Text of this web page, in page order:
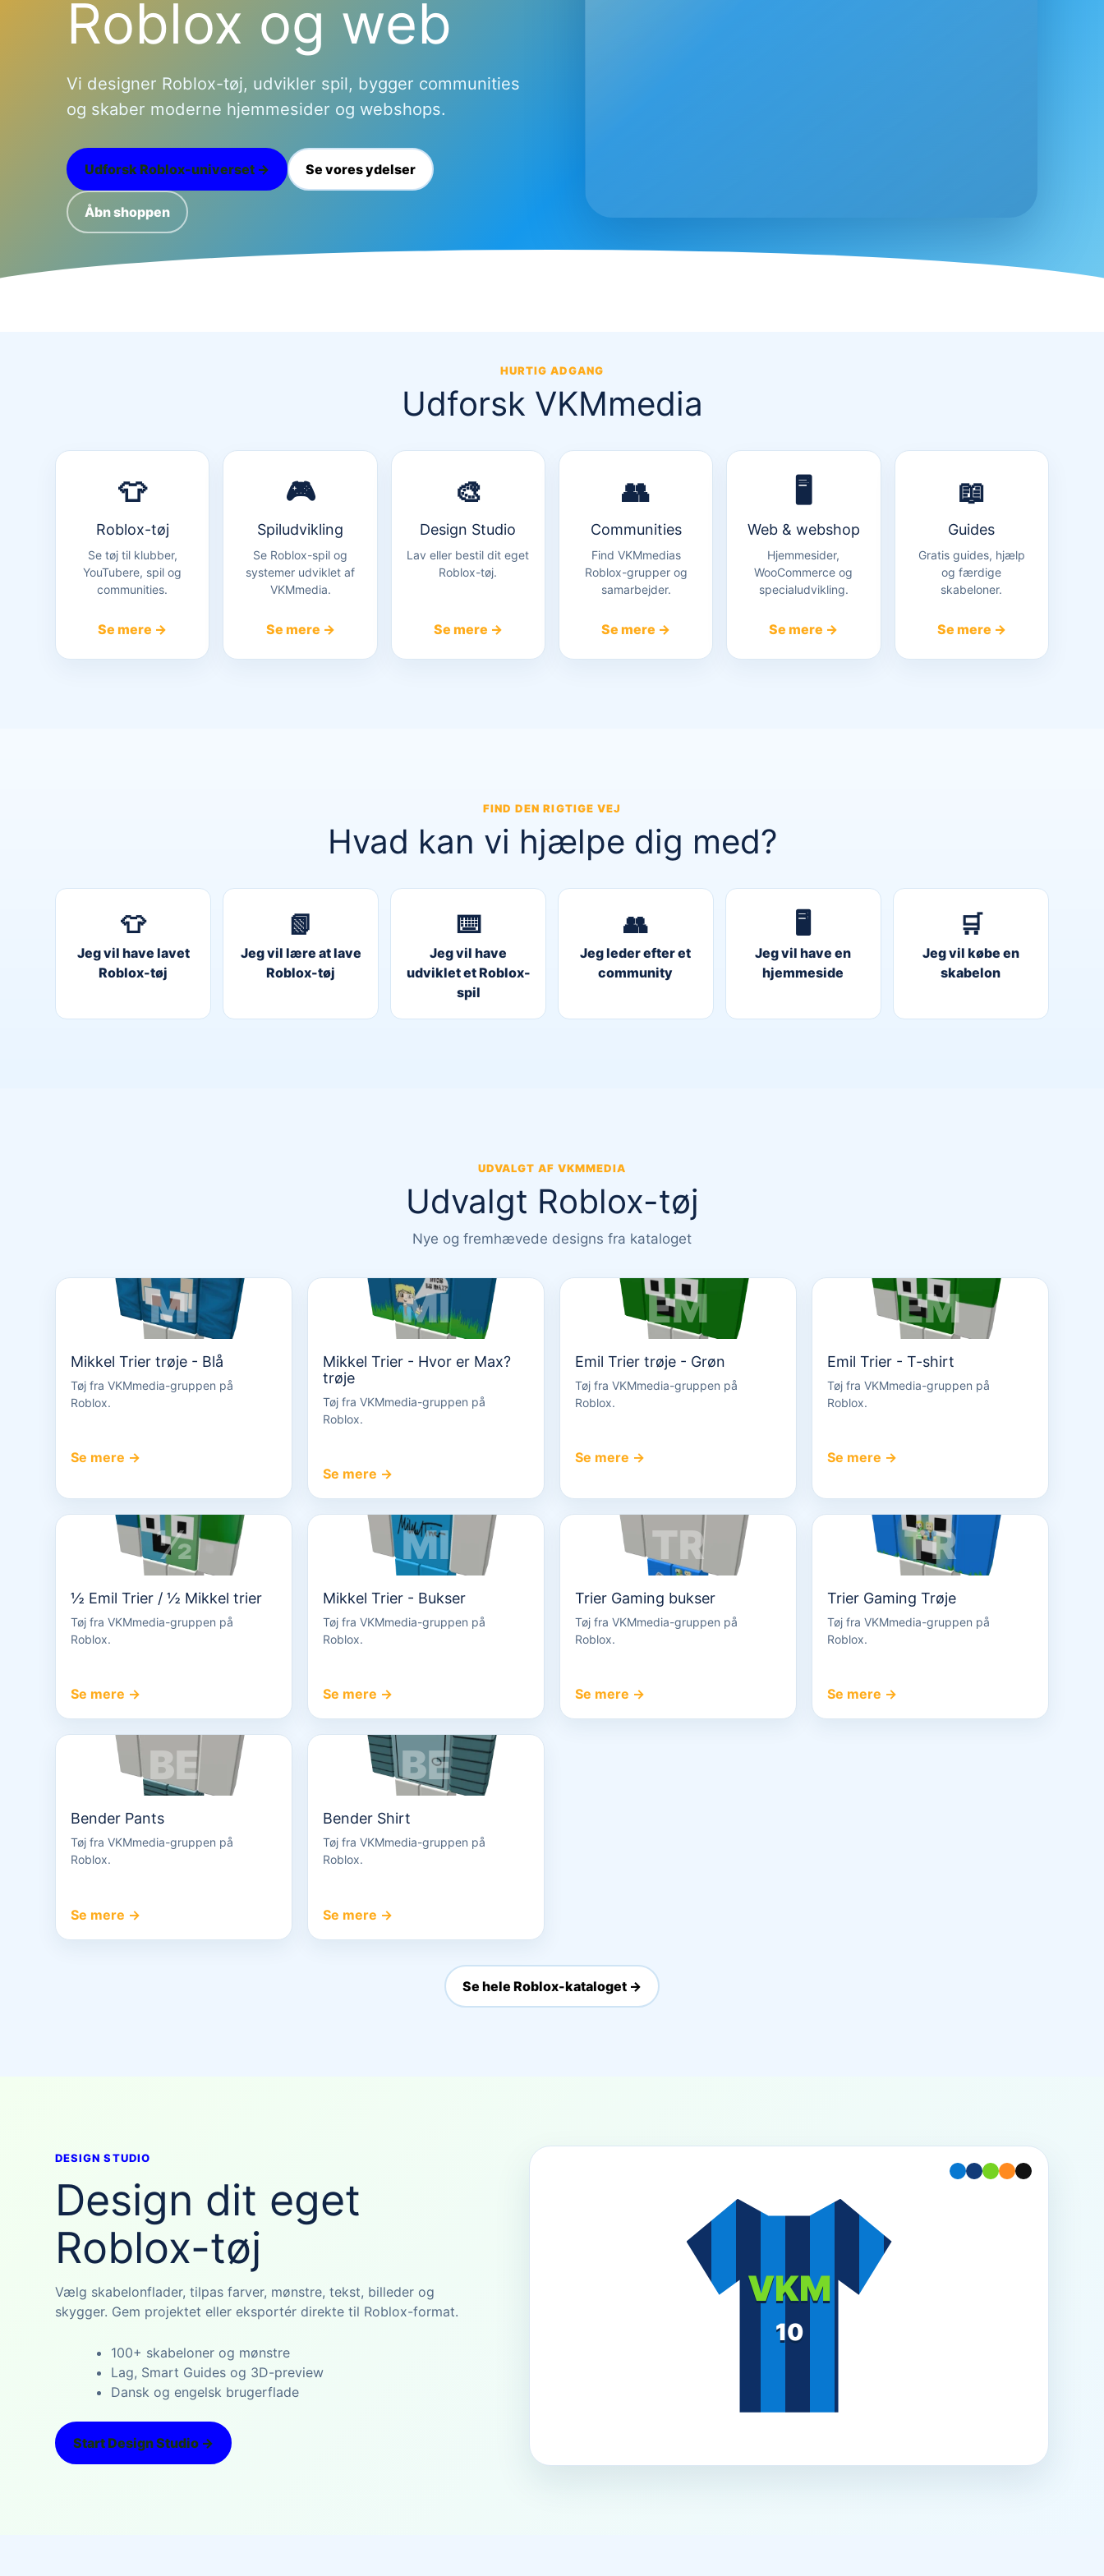
Roblox og web
Vi designer Roblox-tøj, udvikler spil, bygger communities
og skaber moderne hjemmesider og webshops.
Udforsk Roblox-universet → Se vores ydelser
Åbn shoppen
HURTIG ADGANG
Udforsk VKMmedia
👕
Roblox-tøj
Se tøj til klubber,
YouTubere, spil og
communities.
Se mere →
🎮
Spiludvikling
Se Roblox-spil og
systemer udviklet af
VKMmedia.
Se mere →
🎨
Design Studio
Lav eller bestil dit eget
Roblox-tøj.
Se mere →
👥
Communities
Find VKMmedias
Roblox-grupper og
samarbejder.
Se mere →
🖥️
Web & webshop
Hjemmesider,
WooCommerce og
specialudvikling.
Se mere →
📖
Guides
Gratis guides, hjælp
og færdige
skabeloner.
Se mere →
FIND DEN RIGTIGE VEJ
Hvad kan vi hjælpe dig med?
👕
Jeg vil have lavet
Roblox-tøj
📗
Jeg vil lære at lave
Roblox-tøj
⌨️
Jeg vil have
udviklet et Roblox-
spil
👥
Jeg leder efter et
community
🖥️
Jeg vil have en
hjemmeside
🛒
Jeg vil købe en
skabelon
UDVALGT AF VKMMEDIA
Udvalgt Roblox-tøj
Nye og fremhævede designs fra kataloget
MI
Mikkel Trier trøje - Blå
Tøj fra VKMmedia-gruppen på
Roblox.
Se mere →
MI
Mikkel Trier - Hvor er Max?
trøje
Tøj fra VKMmedia-gruppen på
Roblox.
Se mere →
EM
Emil Trier trøje - Grøn
Tøj fra VKMmedia-gruppen på
Roblox.
Se mere →
EM
Emil Trier - T-shirt
Tøj fra VKMmedia-gruppen på
Roblox.
Se mere →
½
½ Emil Trier / ½ Mikkel trier
Tøj fra VKMmedia-gruppen på
Roblox.
Se mere →
MI
Mikkel Trier - Bukser
Tøj fra VKMmedia-gruppen på
Roblox.
Se mere →
TR
Trier Gaming bukser
Tøj fra VKMmedia-gruppen på
Roblox.
Se mere →
TR
Trier Gaming Trøje
Tøj fra VKMmedia-gruppen på
Roblox.
Se mere →
BE
Bender Pants
Tøj fra VKMmedia-gruppen på
Roblox.
Se mere →
BE
Bender Shirt
Tøj fra VKMmedia-gruppen på
Roblox.
Se mere →
Se hele Roblox-kataloget →
DESIGN STUDIO
Design dit eget
Roblox-tøj
Vælg skabelonflader, tilpas farver, mønstre, tekst, billeder og
skygger. Gem projektet eller eksportér direkte til Roblox-format.
100+ skabeloner og mønstre
Lag, Smart Guides og 3D-preview
Dansk og engelsk brugerflade
Start Design Studio →
VKM
10